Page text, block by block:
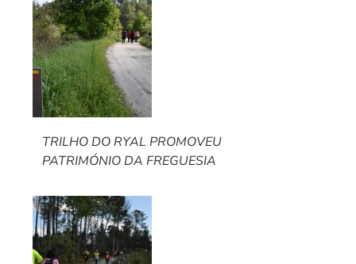
TRILHO DO RYAL PROMOVEU
PATRIMÓNIO DA FREGUESIA